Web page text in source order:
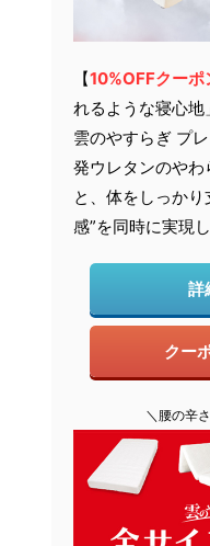
【10%OFFクーポ
れるような寝心地
雲のやすらぎ プ
発ウレタンのや
と、体をしっか
感”を同時に実現
詳
クー
＼腰の辛